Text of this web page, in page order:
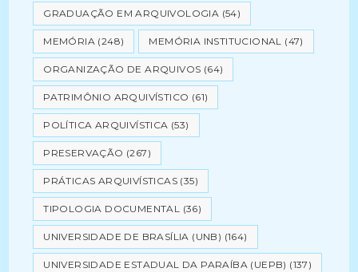
GRADUAÇÃO EM ARQUIVOLOGIA (54)
MEMÓRIA (248) MEMÓRIA INSTITUCIONAL (47)
ORGANIZAÇÃO DE ARQUIVOS (64)
PATRIMÔNIO ARQUIVÍSTICO (61)
POLÍTICA ARQUIVÍSTICA (53)
PRESERVAÇÃO (267)
PRÁTICAS ARQUIVÍSTICAS (35)
TIPOLOGIA DOCUMENTAL (36)
UNIVERSIDADE DE BRASÍLIA (UNB) (164)
UNIVERSIDADE ESTADUAL DA PARAÍBA (UEPB) (137)